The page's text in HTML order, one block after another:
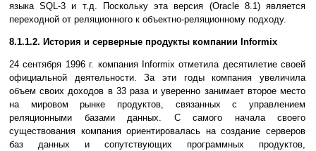
языка SQL-3 и т.д. Поскольку эта версия (Oracle 8.1) является
переходной от реляционного к объектно-реляционному подходу.
8.1.1.2. История и серверные продукты компании Informix
24 сентября 1996 г. компания Informix отметила десятилетие своей
официальной деятельности. За эти годы компания увеличила
объем своих доходов в 33 раза и уверенно занимает второе место
на мировом рынке продуктов, связанных с управлением
реляционными базами данных. С самого начала своего
существования компания ориентировалась на создание серверов
баз данных и сопутствующих программных продуктов,